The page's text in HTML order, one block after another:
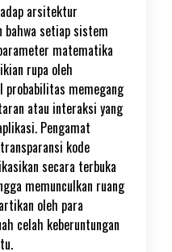
arsitektur
bahwa setiap sistem
matematika
rupa oleh
probabilitas memegang
atau interaksi yang
Pengamat
kode
secara terbuka
memunculkan ruang
oleh para
celah keberuntungan